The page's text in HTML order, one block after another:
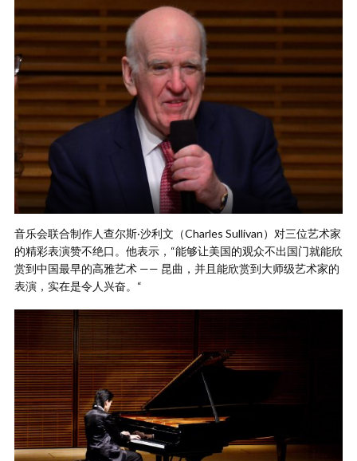
音乐会联合制作人查尔斯·沙利文（Charles Sullivan）对三位艺术家
的精彩表演赞不绝口。他表示，“能够让美国的观众不出国门就能欣
赏到中国最早的高雅艺术 —— 昆曲，并且能欣赏到大师级艺术家的
表演，实在是令人兴奋。“